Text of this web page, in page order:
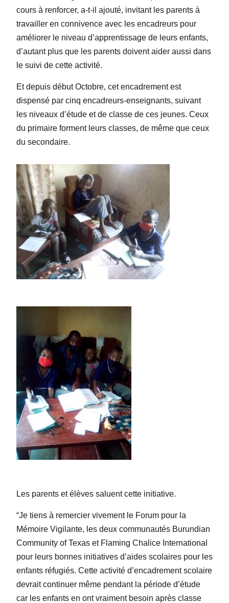
cours à renforcer, a-t-il ajouté, invitant les parents à
travailler en connivence avec les encadreurs pour
améliorer le niveau d’apprentissage de leurs enfants,
d’autant plus que les parents doivent aider aussi dans
le suivi de cette activité.
Et depuis début Octobre, cet encadrement est
dispensé par cinq encadreurs-enseignants, suivant
les niveaux d’étude et de classe de ces jeunes. Ceux
du primaire forment leurs classes, de même que ceux
du secondaire.
Les parents et élèves saluent cette initiative.
“Je tiens à remercier vivement le Forum pour la
Mémoire Vigilante, les deux communautés Burundian
Community of Texas et Flaming Chalice International
pour leurs bonnes initiatives d’aides scolaires pour les
enfants réfugiés. Cette activité d’encadrement scolaire
devrait continuer même pendant la période d’étude
car les enfants en ont vraiment besoin après classe